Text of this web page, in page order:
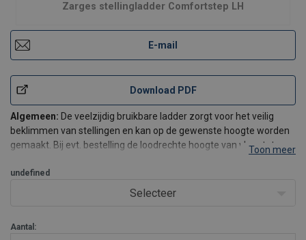
Zarges stellingladder Comfortstep LH
E-mail
Download PDF
Algemeen: De veelzijdig bruikbare ladder zorgt voor het veilig
beklimmen van stellingen en kan op de gewenste hoogte worden
gemaakt. Bij evt. bestelling de loodrechte hoogte van vloer tot
Kenmerken en voordelen:
De stellingladders hebben twee haken voor bevestigin
Toon meer
undefined
Selecteer
Aantal: